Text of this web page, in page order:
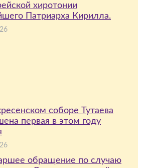
хиротонии
Патриарха Кирилла.
соборе Тутаева
первая в этом году
обращение по случаю